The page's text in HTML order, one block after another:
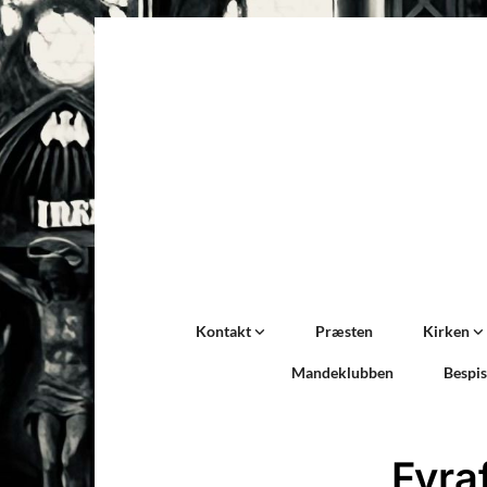
Kontakt Præsten Kirken
Mandeklubben